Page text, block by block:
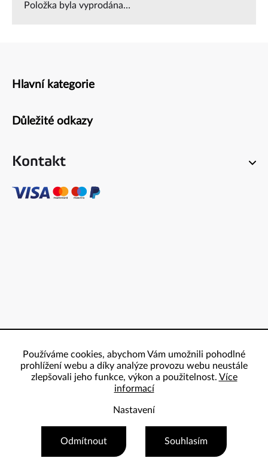
Používáme cookies, abychom Vám umožnili pohodlné
prohlížení webu a díky analýze provozu webu neustále
zlepšovali jeho funkce, výkon a použitelnost. Více
informací
Nastavení
Odmítnout Souhlasím
Položka byla vyprodána…
Zápatí
Hlavní kategorie
Důležité odkazy
Kontakt
Vytvořil Shoptet Premium